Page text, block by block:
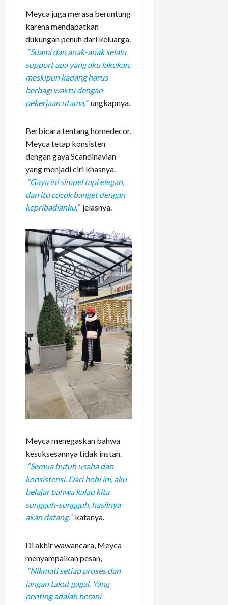
Meyca juga merasa beruntung
karena mendapatkan
dukungan penuh dari keluarga.
“Suami dan anak-anak selalu
support apa yang aku lakukan,
meskipun kadang harus
berbagi waktu dengan
pekerjaan utama,” ungkapnya.
Berbicara tentang homedecor,
Meyca tetap konsisten
dengan gaya Scandinavian
yang menjadi ciri khasnya.
“Gaya ini simpel tapi elegan,
dan itu cocok banget dengan
kepribadianku,” jelasnya.
Meyca menegaskan bahwa
kesuksesannya tidak instan.
“Semua butuh usaha dan
konsistensi. Dari hobi ini, aku
belajar bahwa kalau kita
sungguh-sungguh, hasilnya
akan datang,” katanya.
Di akhir wawancara, Meyca
menyampaikan pesan,
“Nikmati setiap proses dan
jangan takut gagal. Yang
penting adalah berani